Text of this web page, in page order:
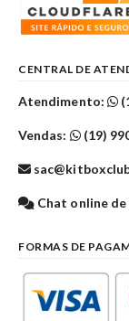
CENTRAL DE
Atendimento:
Vendas: (19)
Chat online de
FORMAS DE